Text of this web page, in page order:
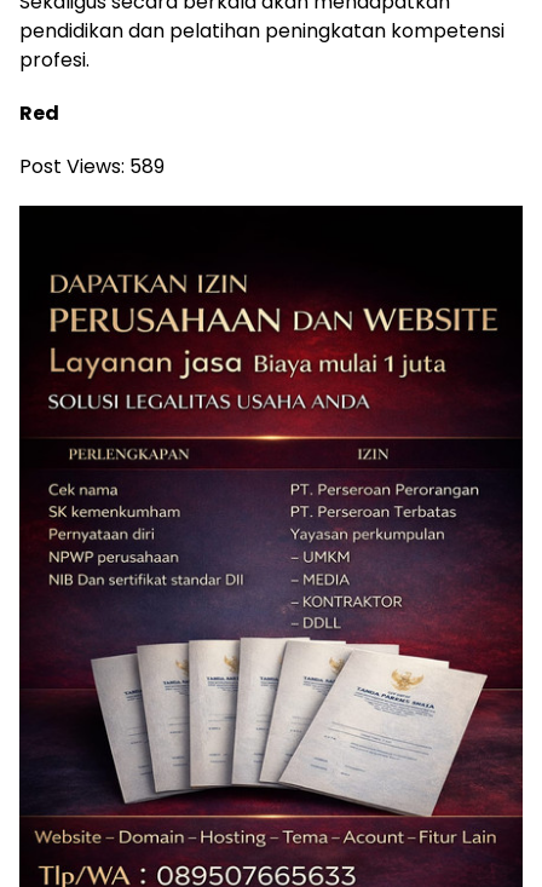
pendidikan dan pelatihan peningkatan kompetensi
profesi.
Red
Post Views: 589